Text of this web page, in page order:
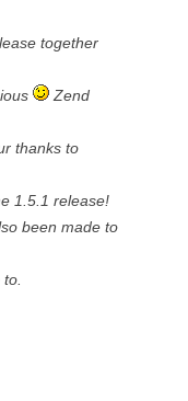
together
Zend
thanks to
1.5.1 release!
been made to